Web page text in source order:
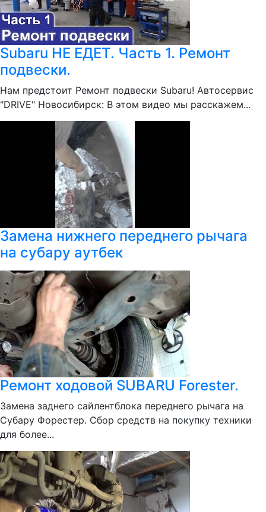
Subaru НЕ ЕДЕТ. Часть 1. Ремонт
подвески.
Нам предстоит Ремонт подвески Subaru! Автосервис
"DRIVE" Новосибирск: В этом видео мы расскажем...
Замена нижнего переднего рычага
на субару аутбек
Ремонт ходовой SUBARU Forester.
Замена заднего сайлентблока переднего рычага на
Субару Форестер. Сбор средств на покупку техники
для более...